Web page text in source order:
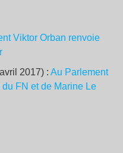
Viktor Orban renvoie
2017) : Au Parlement
FN et de Marine Le